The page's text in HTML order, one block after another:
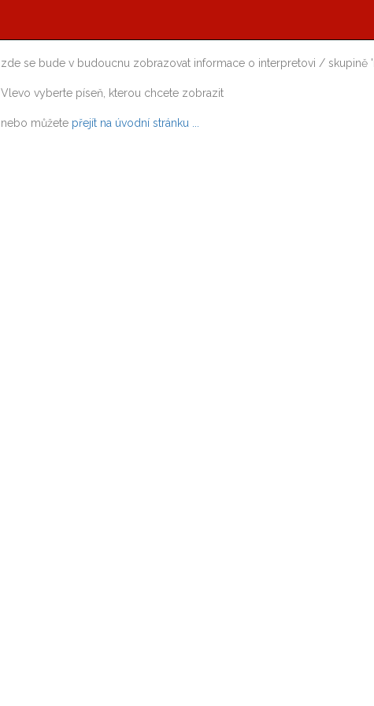
zde se bude v budoucnu zobrazovat informace o interpretovi / skupině '
Vlevo vyberte píseň, kterou chcete zobrazit
nebo můžete přejít na úvodní stránku ...